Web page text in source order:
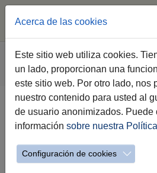
Saltar al contenido principal
Estás aquí:
Jerez.es Webs Municipales
Legislación
Legislación
Acerca de las cookies
Este sitio web utiliza cookies.
un lado, proporcionan una
este sitio web. Por otro lado, nos
nuestro contenido para usted al
de usuario anonimizados. Puede
información sobre nuestra
Configuración de cookies